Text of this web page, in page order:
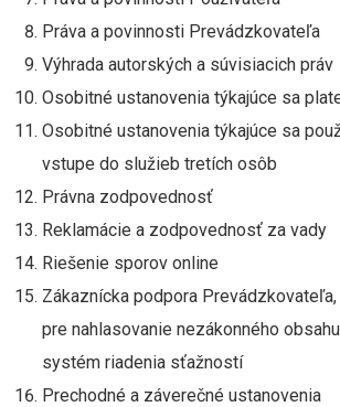
Práva a povinnosti Prevádzkovateľa
Výhrada autorských a súvisiacich práv
Osobitné ustanovenia týkajúce sa
Osobitné ustanovenia týkajúce sa
vstupe do služieb tretích osôb
Právna zodpovednosť
Reklamácie a zodpovednosť za vady
Riešenie sporov online
Zákaznícka podpora
pre nahlasovanie nezákonného
systém riadenia sťažností
Prechodné a záverečné ustanovenia